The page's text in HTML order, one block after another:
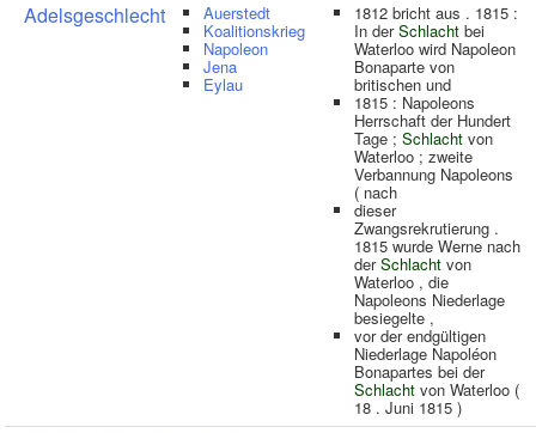
Adelsgeschlecht Auerstedt
Koalitionskrieg
Napoleon
Jena
Eylau
1812 bricht aus . 1815 :
In derSchlacht bei
Waterloo wird Napoleon
Bonaparte von
britischen und
1815 : Napoleons
Herrschaft der Hundert
Tage ; Schlacht von
Waterloo ; zweite
Verbannung Napoleons
( nach
dieser
Zwangsrekrutierung .
1815 wurde Werne nach
derSchlacht von
Waterloo , die
Napoleons Niederlage
besiegelte ,
vor der endgültigen
Niederlage Napoléon
Bonapartes bei der
Schlacht von Waterloo (
18 . Juni 1815 )